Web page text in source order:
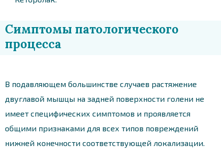
Симптомы патологического
процесса
В подавляющем большинстве случаев растяжение
двуглавой мышцы на задней поверхности голени не
имеет специфических симптомов и проявляется
общими признаками для всех типов повреждений
нижней конечности соответствующей локализации.